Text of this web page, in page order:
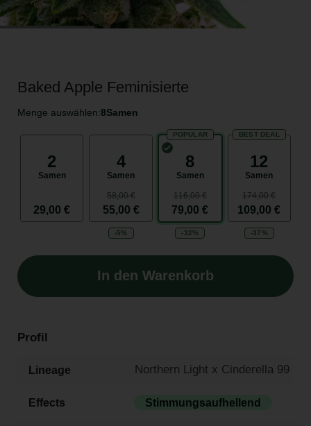
Baked Apple Feminisierte
Menge auswählen:8Samen
2
Samen
29,00 €
4
Samen
58,00 €
55,00 €
-5%
POPULAR
8
Samen
116,00 €
79,00 €
-32%
BEST DEAL
12
Samen
174,00 €
109,00 €
-37%
In den Warenkorb
Profil
Lineage Northern Light x Cinderella 99
Effects Stimmungsaufhellend